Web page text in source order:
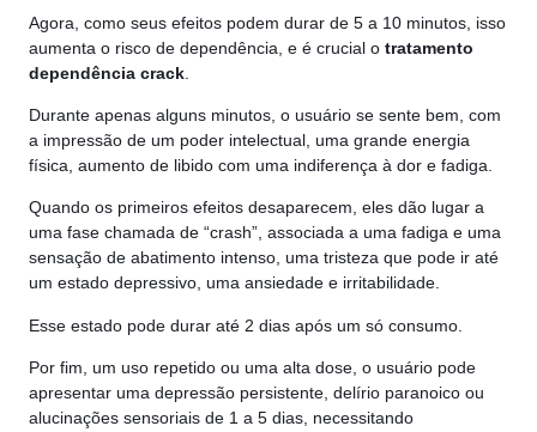
Agora, como seus efeitos podem durar de 5 a 10 minutos, isso
aumenta o risco de dependência, e é crucial o tratamento
dependência crack
Durante apenas alguns minutos, o usuário se sente bem, com
a impressão de um poder intelectual, uma grande energia
física, aumento de libido com uma indiferença à dor e fadiga.
Quando os primeiros efeitos desaparecem, eles dão lugar a
uma fase chamada de “crash”, associada a uma fadiga e uma
sensação de abatimento intenso, uma tristeza que pode ir até
um estado depressivo, uma ansiedade e irritabilidade.
Esse estado pode durar até 2 dias após um só consumo.
Por fim, um uso repetido ou uma alta dose, o usuário pode
apresentar uma depressão persistente, delírio paranoico ou
alucinações sensoriais de 1 a 5 dias, necessitando